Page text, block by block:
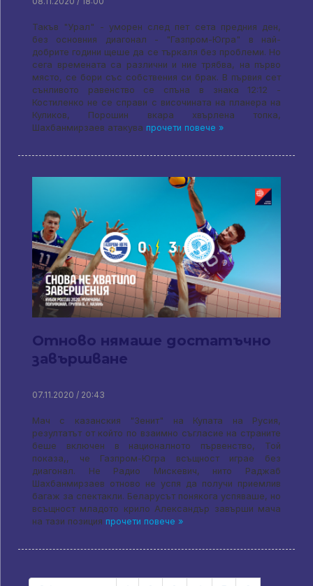
Такъв "Урал" - уморен след пет сета предния ден,
без основния диагонал - "Газпром-Югра" в най-
добрите години щеше да се търкаля без проблеми. Но
сега времената са различни и ние трябва, на първо
място, се бори със собствения си брак. В първия сет
сънливото равенство се спъна в знака 12:12 -
Костиленко не се справи с височината на планера на
Куликов, Порошин вкара хвърлена топка,
Шахбанмирзаев атакува прочети повече »
Отново нямаше достатъчно
завършване
07.11.2020 / 20:43
Мач с казанския "Зенит" на Купата на Русия,
резултатът от който по взаимно съгласие на страните
беше включен в националното първенство, Той
показа,, че Газпром-Югра всъщност играе без
диагонал. Не Радио Мискевич, нито Раджаб
Шахбанмирзаев отново не успя да получи приемлив
багаж за спектакли. Беларусът понякога успяваше, но
всъщност младото крило Александър завърши мача
на тази позиция прочети повече »